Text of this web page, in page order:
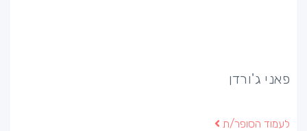
פאני ג'ורדן
לעמוד הסופר/ת